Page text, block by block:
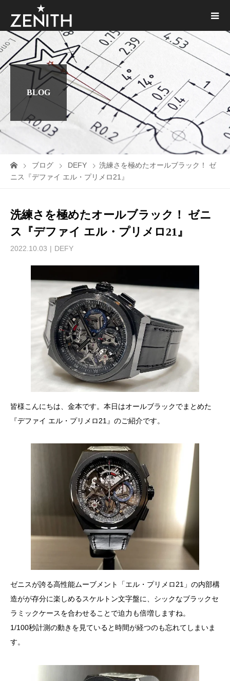
BLOG
ブログ DEFY
洗練さを極めたオールブラック！ ゼ
ニス『デファイ エル・プリメロ21』
洗練さを極めたオールブラック！ ゼニ
ス『デファイ エル・プリメロ21』
2022.10.03 DEFY
皆様こんにちは、金本です。本日はオールブラックでまとめた
『デファイ エル・プリメロ21』のご紹介です。
ゼニスが誇る高性能ムーブメント「エル・プリメロ21」の内部構
造がが存分に楽しめるスケルトン文字盤に、シックなブラックセ
ラミックケースを合わせることで迫力も倍増しますね。
1/100秒計測の動きを見ていると時間が経つのも忘れてしまいま
す。